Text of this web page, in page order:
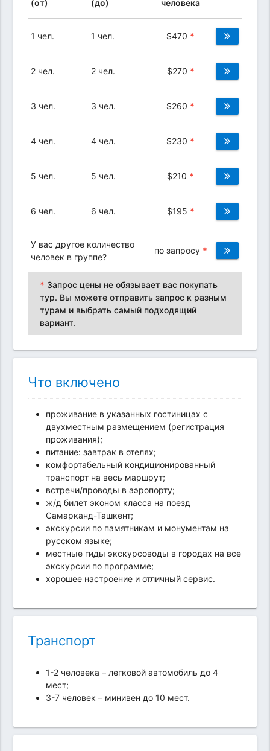
(от) (до) человека
1 чел. 1 чел. $470 *
2 чел. 2 чел. $270 *
3 чел. 3 чел. $260 *
4 чел. 4 чел. $230 *
5 чел. 5 чел. $210 *
6 чел. 6 чел. $195 *
У вас другое количество
человек в группе?
по запросу *
* Запрос цены не обязывает вас покупать
тур. Вы можете отправить запрос к разным
турам и выбрать самый подходящий
вариант.
Что включено
проживание в указанных гостиницах с
двухместным размещением (регистрация
проживания);
питание: завтрак в отелях;
комфортабельный кондиционированный
транспорт на весь маршрут;
встречи/проводы в аэропорту;
ж/д билет эконом класса на поезд
Самарканд-Ташкент;
экскурсии по памятникам и монументам на
русском языке;
местные гиды экскурсоводы в городах на все
экскурсии по программе;
хорошее настроение и отличный сервис.
Транспорт
1-2 человека – легковой автомобиль до 4
мест;
3-7 человек – минивен до 10 мест.